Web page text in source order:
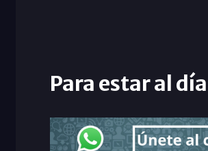
Para estar al día